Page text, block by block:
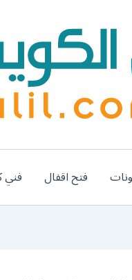
فتح اقفال فني